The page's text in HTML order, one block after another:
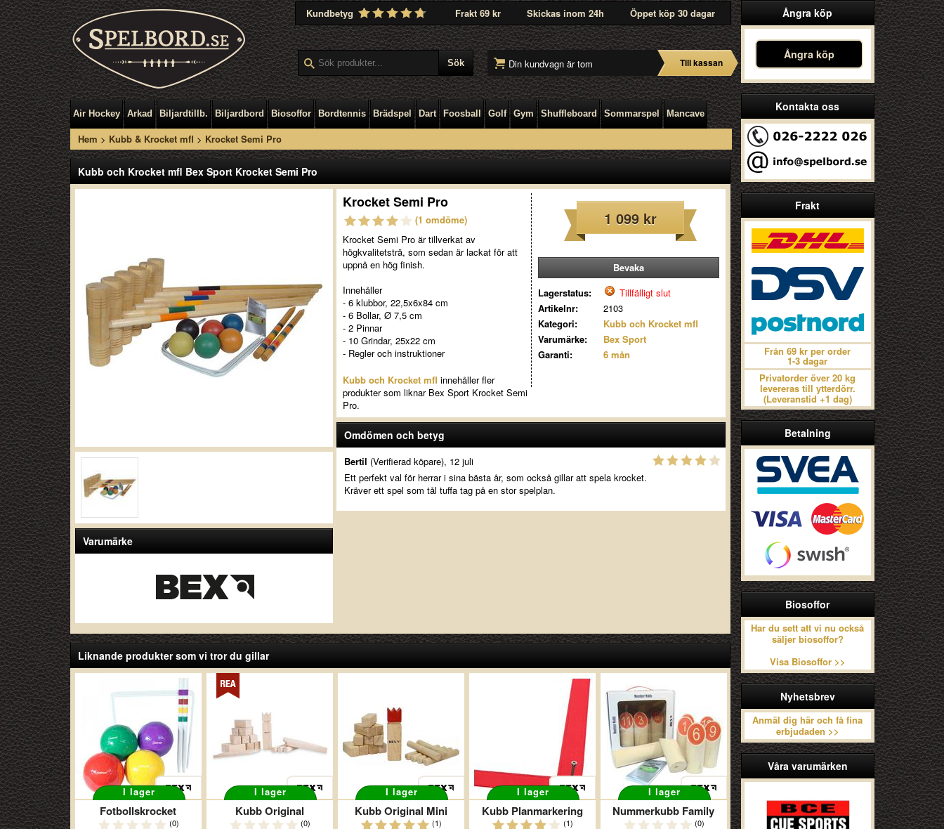
Kundbetyg Frakt 69 kr Skickas inom 24h Öppet köp 30 dagar
Din kundvagn är tom Till kassan
Air Hockey Arkad Biljardtillb. Biljardbord Biosoffor Bordtennis Brädspel Dart Foosball Golf Gym Shuffleboard Sommarspel Mancave
Hem > Kubb & Krocket mfl > Krocket Semi Pro
Ångra köp
Ångra köp
Kontakta oss
Frakt
Från 69 kr per order
1-3 dagar
Privatorder över 20 kg
levereras till ytterdörr.
(Leveranstid +1 dag)
Betalning
Biosoffor
Har du sett att vi nu också
säljer biosoffor?
Visa Biosoffor >>
Nyhetsbrev
Anmäl dig här och få fina
erbjudaden >>
Våra varumärken
Kubb och Krocket mfl Bex Sport Krocket Semi Pro
Varumärke
1 099 kr
Bevaka
Lagerstatus:
Tillfälligt slut
Artikelnr:
2103
Kategori:
Kubb och Krocket mfl
Varumärke:
Bex Sport
Garanti:
6 mån
Krocket Semi Pro
(1 omdöme)
Krocket Semi Pro är tillverkat av
högkvalitetsträ, som sedan är lackat för att
uppnå en hög finish.
Innehåller
- 6 klubbor, 22,5x6x84 cm
- 6 Bollar, Ø 7,5 cm
- 2 Pinnar
- 10 Grindar, 25x22 cm
- Regler och instruktioner
Kubb och Krocket mfl innehåller fler
produkter som liknar Bex Sport Krocket Semi
Pro.
Omdömen och betyg
Bertil (Verifierad köpare), 12 juli
Ett perfekt val för herrar i sina bästa år, som också gillar att spela krocket.
Kräver ett spel som tål tuffa tag på en stor spelplan.
Liknande produkter som vi tror du gillar
I lager
Fotbollskrocket
(0)
I lager
Kubb Original
(0)
I lager
Kubb Original Mini
(1)
I lager
Kubb Planmarkering
(1)
I lager
Nummerkubb Family
(0)